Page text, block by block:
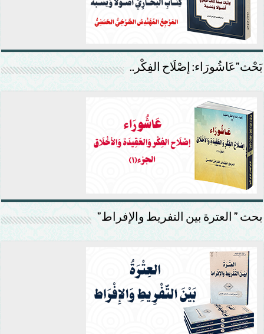
بَحْث”عَاشُورَاء: إصْلَاح الفِكْر..
بحث ” العترة بين التفريط والإفراط”